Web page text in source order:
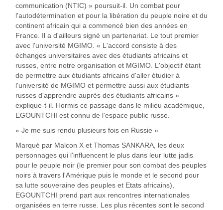
communication (NTIC) » poursuit-il. Un combat pour
l'autodétermination et pour la libération du peuple noire et du
continent africain qui a commencé bien des années en
France. Il a d'ailleurs signé un partenariat. Le tout premier
avec l'université MGIMO. « L'accord consiste à des
échanges universitaires avec des étudiants africains et
russes, entre notre organisation et MGIMO. L'objectif étant
de permettre aux étudiants africains d'aller étudier à
l'université de MGIMO et permettre aussi aux étudiants
russes d'apprendre auprès des étudiants africains »
explique-t-il. Hormis ce passage dans le milieu académique,
EGOUNTCHI est connu de l'espace public russe.
« Je me suis rendu plusieurs fois en Russie »
Marqué par Malcon X et Thomas SANKARA, les deux
personnages qui l'influencent le plus dans leur lutte jadis
pour le peuple noir (le premier pour son combat des peuples
noirs à travers l'Amérique puis le monde et le second pour
sa lutte souveraine des peuples et Etats africains),
EGOUNTCHI prend part aux rencontres internationales
organisées en terre russe. Les plus récentes sont le second